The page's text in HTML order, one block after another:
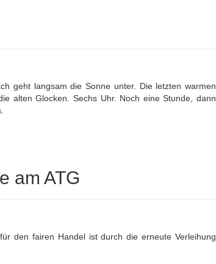
geht langsam die Sonne unter. Die letzten warmen
alten Glocken. Sechs Uhr. Noch eine Stunde, dann
am ATG
den fairen Handel ist durch die erneute Verleihung